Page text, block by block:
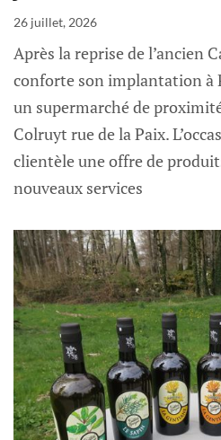
26 juillet, 2026
Après la reprise de l’ancien
conforte son implantation à
un supermarché de
Colruyt rue de la Paix.
clientèle une offre de
nouveaux services